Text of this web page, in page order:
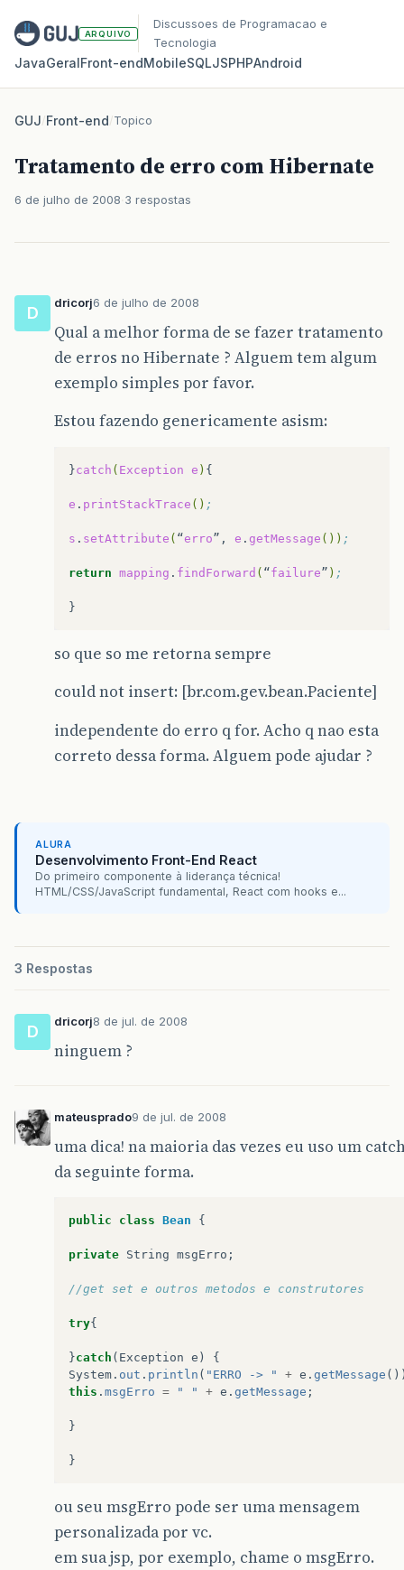
ARQUIVO
Discussoes de Programacao e
Tecnologia
JavaGeralFront‑endMobileSQLJSPHPAndroid
GUJ/Front-end/Topico
Tratamento de erro com Hibernate
6 de julho de 2008 3 respostas
D
dricorj6 de julho de 2008
Qual a melhor forma de se fazer tratamento
de erros no Hibernate ? Alguem tem algum
exemplo simples por favor.
Estou fazendo genericamente asism:
}catch ( Exception e ) {
e . printStackTrace () ;
s . setAttribute ( “erro”, e . getMessage ()) ;
return mapping . findForward ( “ failure” ) ;
so que so me retorna sempre
could not insert: [br.com.gev.bean.Paciente]
independente do erro q for. Acho q nao esta
correto dessa forma. Alguem pode ajudar ?
ALURA
Desenvolvimento Front-End React
Do primeiro componente à liderança técnica!
HTML/CSS/JavaScript fundamental, React com hooks e...
3 Respostas
D
dricorj8 de jul. de 2008
ninguem ?
mateusprado9 de jul. de 2008
uma dica! na maioria das vezes eu uso um
da seguinte forma.
public class Bean {
private String msgErro ;
//get set e outros metodos e construtores
try{
}catch ( Exception e )
{
System . out . println ( "ERRO -> " + e . getMessage
this . msgErro = " " + e . getMessage ;
}
}
ou seu msgErro pode ser uma mensagem
personalizada por vc.
em sua jsp, por exemplo, chame o msgErro.